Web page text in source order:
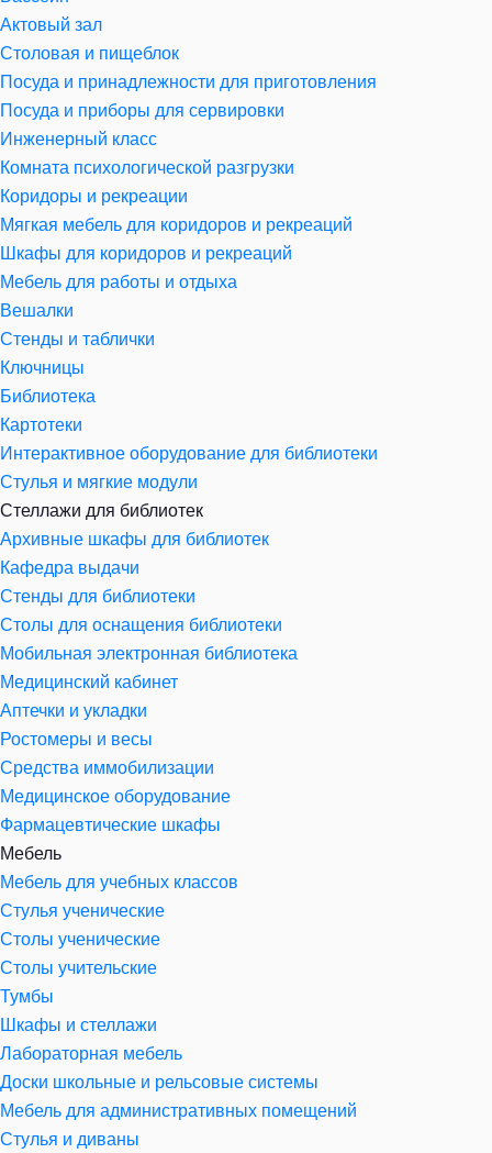
Актовый зал
Столовая и пищеблок
Посуда и принадлежности для приготовления
Посуда и приборы для сервировки
Инженерный класс
Комната психологической разгрузки
Коридоры и рекреации
Мягкая мебель для коридоров и рекреаций
Шкафы для коридоров и рекреаций
Мебель для работы и отдыха
Вешалки
Стенды и таблички
Ключницы
Библиотека
Картотеки
Интерактивное оборудование для библиотеки
Стулья и мягкие модули
Стеллажи для библиотек
Архивные шкафы для библиотек
Кафедра выдачи
Стенды для библиотеки
Столы для оснащения библиотеки
Мобильная электронная библиотека
Медицинский кабинет
Аптечки и укладки
Ростомеры и весы
Средства иммобилизации
Медицинское оборудование
Фармацевтические шкафы
Мебель
Мебель для учебных классов
Стулья ученические
Столы ученические
Столы учительские
Тумбы
Шкафы и стеллажи
Лабораторная мебель
Доски школьные и рельсовые системы
Мебель для административных помещений
Стулья и диваны